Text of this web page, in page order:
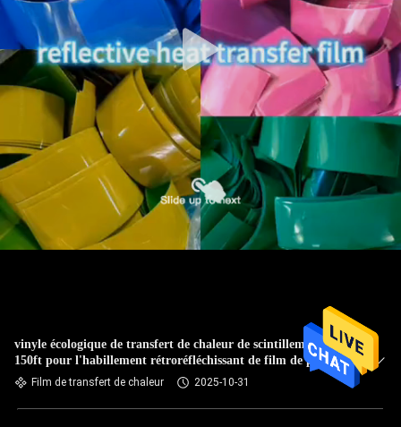
vinyle écologique de transfert de chaleur de scintillement de
150ft pour l'habillement rétroréfléchissant de film de planche
à roulettes
Film de transfert de chaleur 2025-10-31